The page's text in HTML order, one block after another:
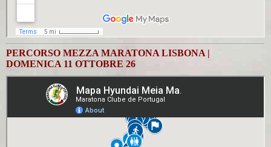
PERCORSO MEZZA MARATONA LISBONA |
DOMENICA 11 OTTOBRE 26